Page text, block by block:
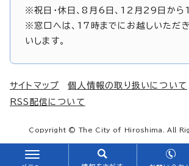
※祝日・休日、8月6日、12月29日から
※窓口へは、17時までにお越しいただ
いします。
サイトマップ 個人情報の取り扱いについて
RSS配信について
Copyright © The City of Hiroshima. All